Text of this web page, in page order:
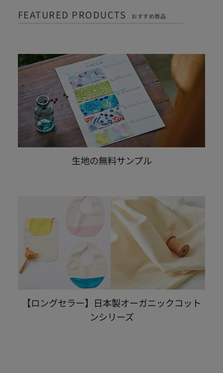
FEATURED PRODUCTS おすすめ商品
生地の無料サンプル
【ロングセラー】日本製オーガニックコット
ンシリーズ